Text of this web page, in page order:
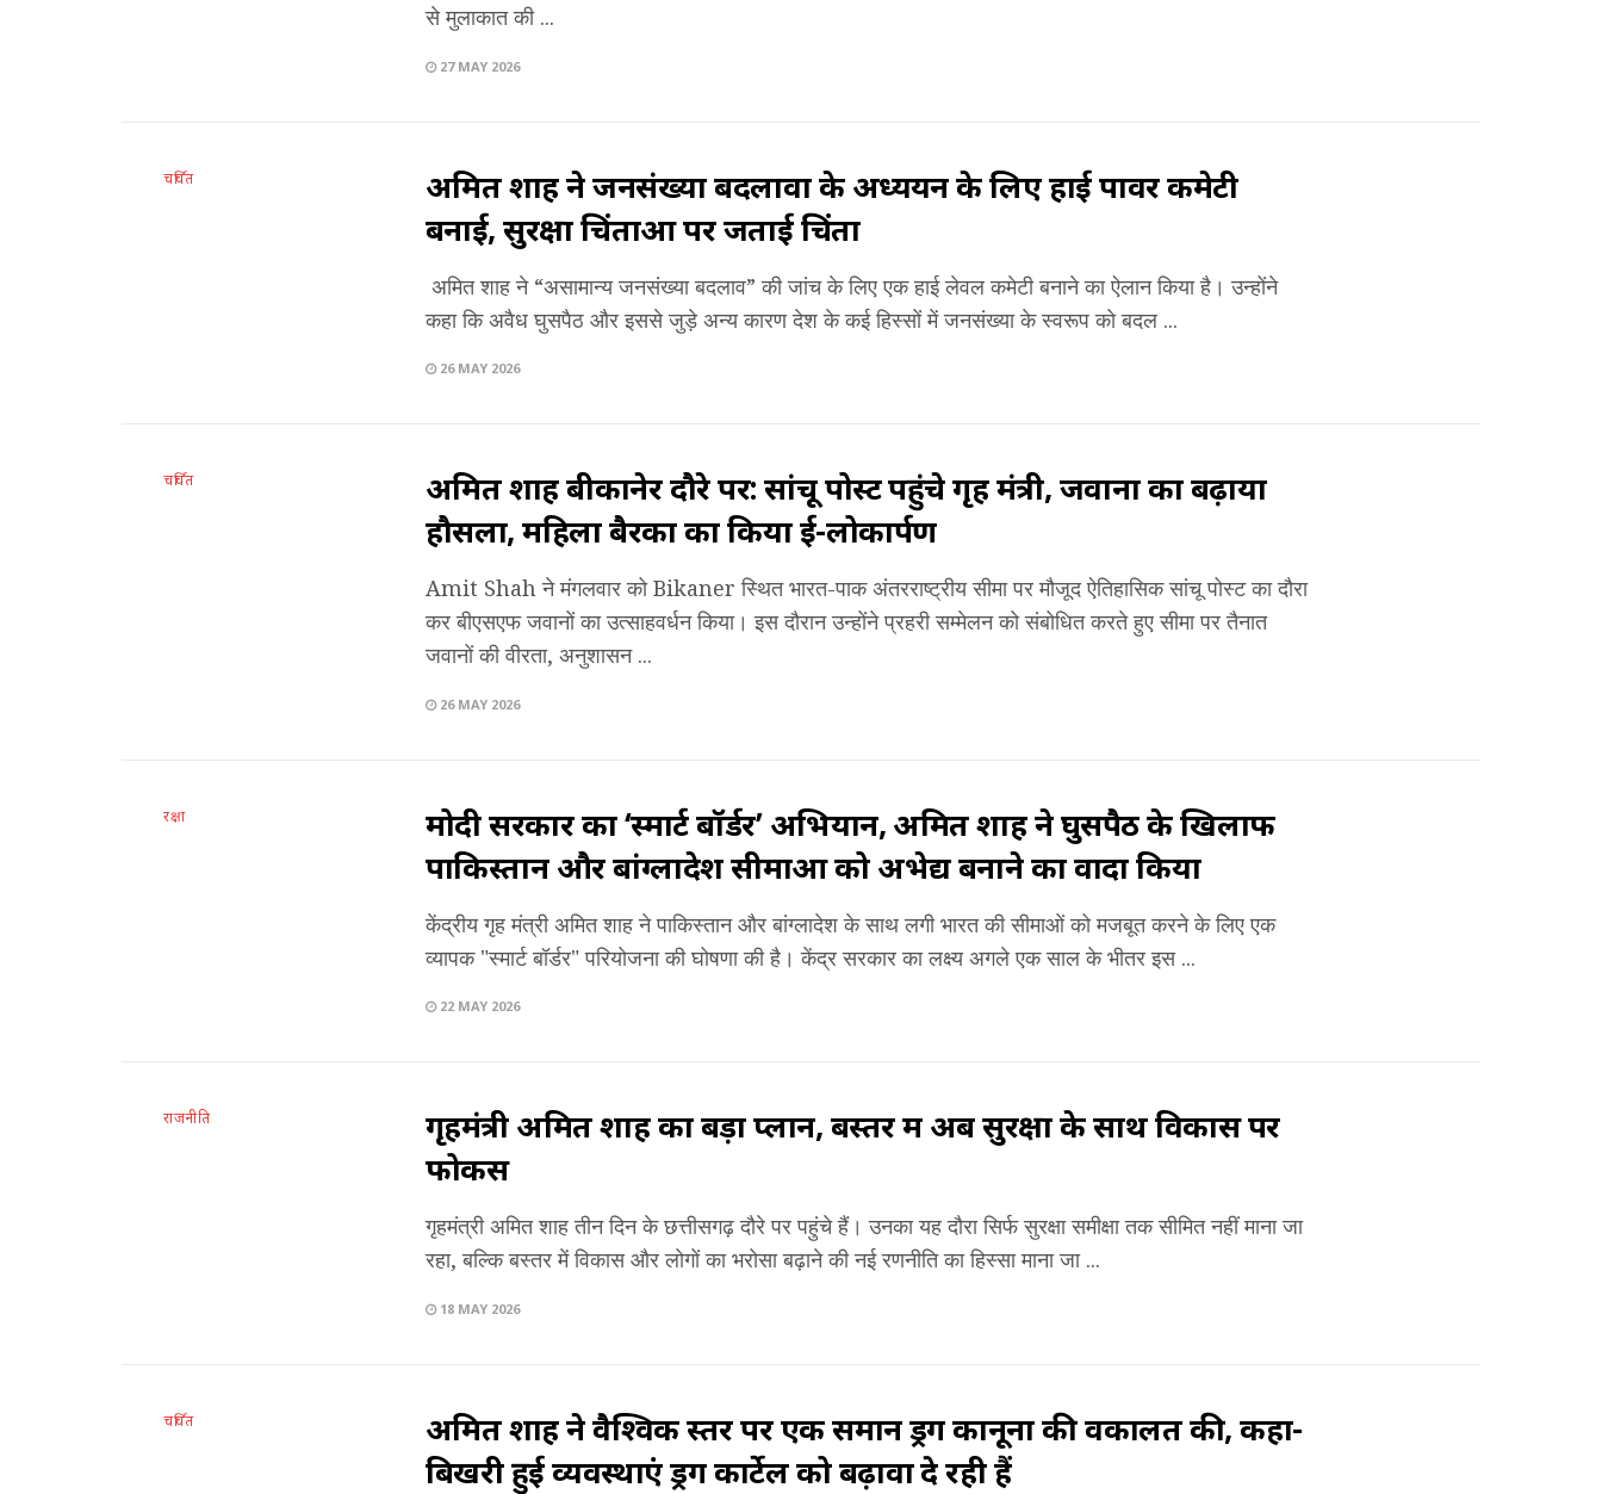
से मुलाकात की ...
27 MAY 2026
चर्चित
अमित शाह ने जनसंख्या बदलावों के अध्ययन के लिए हाई पावर कमेटी
बनाई, सुरक्षा चिंताओं पर जताई चिंता
अमित शाह ने “असामान्य जनसंख्या बदलाव” की जांच के लिए एक हाई लेवल कमेटी बनाने का ऐलान किया है। उन्होंने
कहा कि अवैध घुसपैठ और इससे जुड़े अन्य कारण देश के कई हिस्सों में जनसंख्या के स्वरूप को बदल ...
26 MAY 2026
चर्चित
अमित शाह बीकानेर दौरे पर: सांचू पोस्ट पहुंचे गृह मंत्री, जवानों का बढ़ाया
हौसला, महिला बैरकों का किया ई-लोकार्पण
Amit Shah ने मंगलवार को Bikaner स्थित भारत-पाक अंतरराष्ट्रीय सीमा पर मौजूद ऐतिहासिक सांचू पोस्ट का दौरा
कर बीएसएफ जवानों का उत्साहवर्धन किया। इस दौरान उन्होंने प्रहरी सम्मेलन को संबोधित करते हुए सीमा पर तैनात
जवानों की वीरता, अनुशासन ...
26 MAY 2026
रक्षा
मोदी सरकार का ‘स्मार्ट बॉर्डर’ अभियान, अमित शाह ने घुसपैठ के खिलाफ
पाकिस्तान और बांग्लादेश सीमाओं को अभेद्य बनाने का वादा किया
केंद्रीय गृह मंत्री अमित शाह ने पाकिस्तान और बांग्लादेश के साथ लगी भारत की सीमाओं को मजबूत करने के लिए एक
व्यापक "स्मार्ट बॉर्डर" परियोजना की घोषणा की है। केंद्र सरकार का लक्ष्य अगले एक साल के भीतर इस ...
22 MAY 2026
राजनीति
गृहमंत्री अमित शाह का बड़ा प्लान, बस्तर में अब सुरक्षा के साथ विकास पर
फोकस
गृहमंत्री अमित शाह तीन दिन के छत्तीसगढ़ दौरे पर पहुंचे हैं। उनका यह दौरा सिर्फ सुरक्षा समीक्षा तक सीमित नहीं माना जा
रहा, बल्कि बस्तर में विकास और लोगों का भरोसा बढ़ाने की नई रणनीति का हिस्सा माना जा ...
18 MAY 2026
चर्चित
अमित शाह ने वैश्विक स्तर पर एक समान ड्रग कानूनों की वकालत की, कहा-
बिखरी हुई व्यवस्थाएं ड्रग कार्टेल को बढ़ावा दे रही हैं